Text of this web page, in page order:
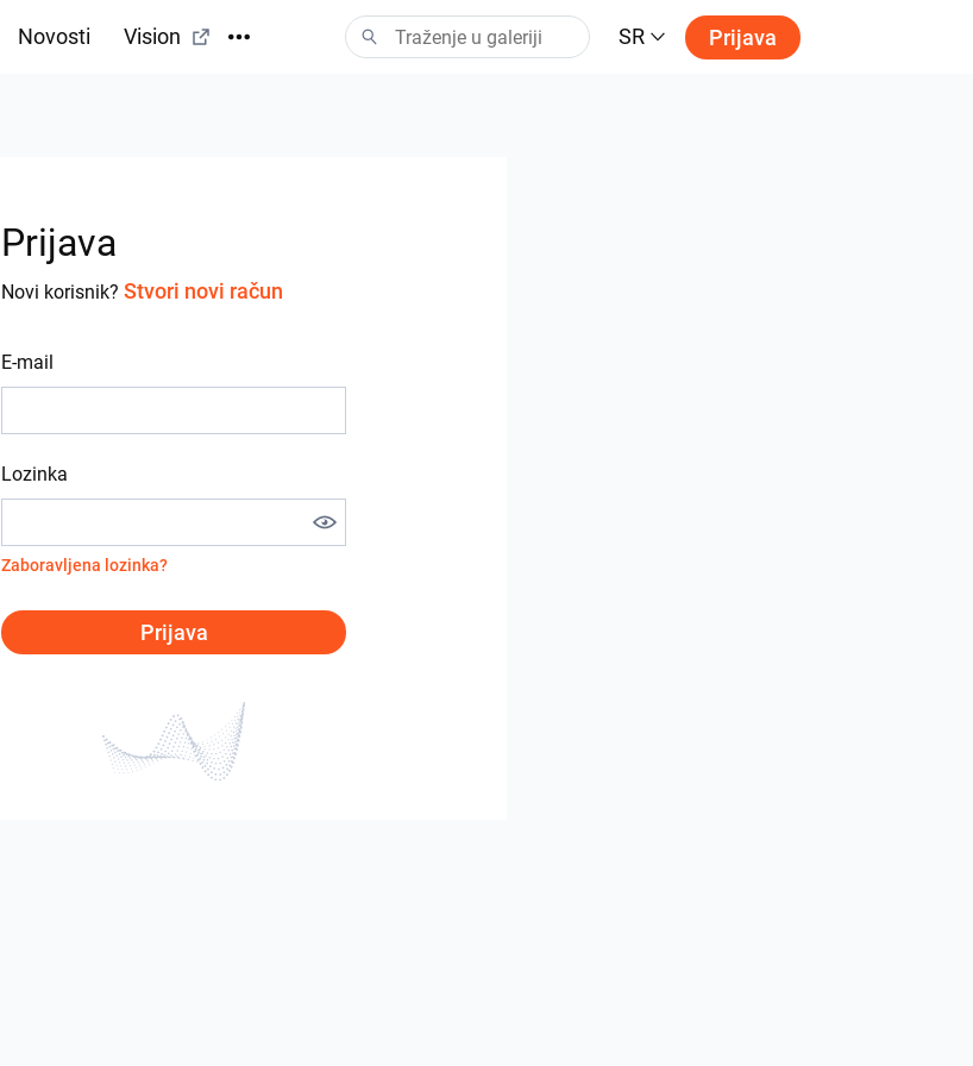
Novosti Vision SR Prijava
Prijava
Novi korisnik? Stvori novi račun
E-mail
Lozinka
Zaboravljena lozinka?
Prijava